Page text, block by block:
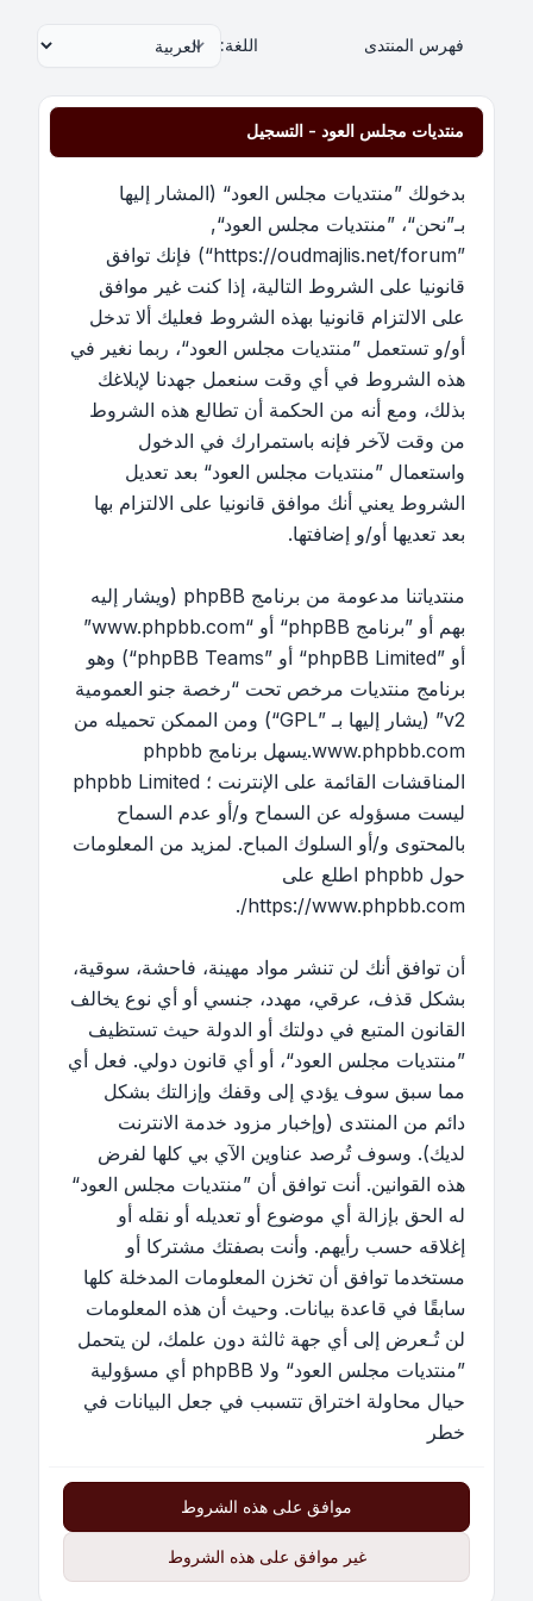
فهرس المنتدى اللغة:
منتديات مجلس العود - التسجيل
بدخولك ”منتديات مجلس العود“ (المشار إليها
بـ”نحن“، ”منتديات مجلس العود“,
”https://oudmajlis.net/forum“) فإنك توافق
قانونيا على الشروط التالية، إذا كنت غير موافق
على الالتزام قانونيا بهذه الشروط فعليك ألا تدخل
أو/و تستعمل ”منتديات مجلس العود“، ربما نغير في
هذه الشروط في أي وقت سنعمل جهدنا لإبلاغك
بذلك، ومع أنه من الحكمة أن تطالع هذه الشروط
من وقت لآخر فإنه باستمرارك في الدخول
واستعمال ”منتديات مجلس العود“ بعد تعديل
الشروط يعني أنك موافق قانونيا على الالتزام بها
بعد تعديها أو/و إضافتها.
منتدياتنا مدعومة من برنامج phpBB (ويشار إليه
بهم أو ”برنامج phpBB“ أو “www.phpbb.com”
أو ”phpBB Limited“ أو ”phpBB Teams“) وهو
برنامج منتديات مرخص تحت “رخصة جنو العمومية
v2” (يشار إليها بـ ”GPL“) ومن الممكن تحميله من
www.phpbb.com
.يسهل برنامج phpbb
المناقشات القائمة على الإنترنت ؛ phpbb Limited
ليست مسؤوله عن السماح و/أو عدم السماح
بالمحتوى و/أو السلوك المباح. لمزيد من المعلومات
حول phpbb اطلع على
https://www.phpbb.com/
.
أن توافق أنك لن تنشر مواد مهينة، فاحشة، سوقية،
بشكل قذف، عرقي، مهدد، جنسي أو أي نوع يخالف
القانون المتبع في دولتك أو الدولة حيث تستظيف
”منتديات مجلس العود“، أو أي قانون دولي. فعل أي
مما سبق سوف يؤدي إلى وقفك وإزالتك بشكل
دائم من المنتدى (وإخبار مزود خدمة الانترنت
لديك). وسوف تُرصد عناوين الآي بي كلها لفرض
هذه القوانين. أنت توافق أن ”منتديات مجلس العود“
له الحق بإزالة أي موضوع أو تعديله أو نقله أو
إغلاقه حسب رأيهم. وأنت بصفتك مشتركا أو
مستخدما توافق أن تخزن المعلومات المدخلة كلها
سابقًا في قاعدة بيانات. وحيث أن هذه المعلومات
لن تُـعرض إلى أي جهة ثالثة دون علمك، لن يتحمل
”منتديات مجلس العود“ ولا phpBB أي مسؤولية
حيال محاولة اختراق تتسبب في جعل البيانات في
خطر
موافق على هذه الشروط
غير موافق على هذه الشروط